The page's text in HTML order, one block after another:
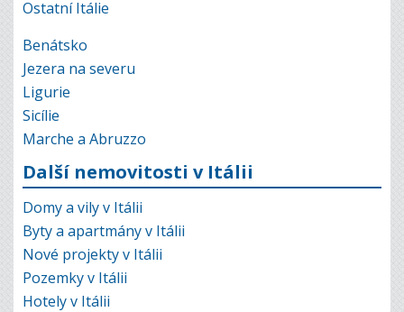
Ostatní Itálie
Benátsko
Jezera na severu
Ligurie
Sicílie
Marche a Abruzzo
Další nemovitosti v Itálii
Domy a vily v Itálii
Byty a apartmány v Itálii
Nové projekty v Itálii
Pozemky v Itálii
Hotely v Itálii